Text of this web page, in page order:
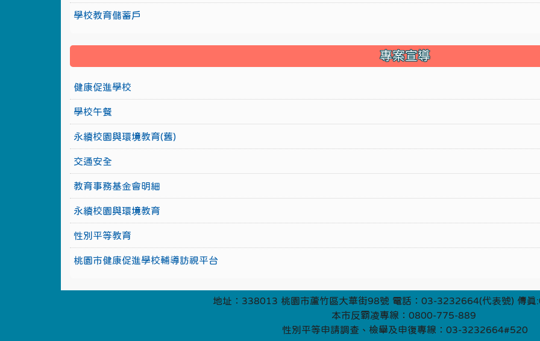
學校教育儲蓄戶
專案宣導
健康促進學校
學校午餐
永續校園與環境教育(舊)
交通安全
教育事務基金會明細
永續校園與環境教育
性別平等教育
桃園市健康促進學校輔導訪視平台
地址：338013 桃園市蘆竹區大華街98號 電話：03-3232664(代表號) 傳
本市反霸凌專線：0800-775-889
性別平等申請調查、檢舉及申復專線：03-3232664#520